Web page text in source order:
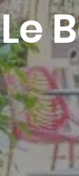
Le